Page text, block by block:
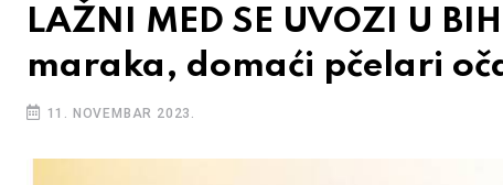
LAŽNI MED SE UVOZI U
maraka, domaći pčelari
11. NOVEMBAR 2023.